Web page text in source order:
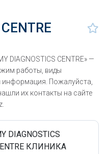
DIAGNOSTICS CENTRE» —
работы, виды
информация. Пожалуйста,
их контакты на сайте
DIAGNOSTICS
КЛИНИКА